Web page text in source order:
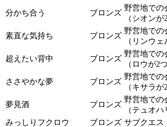
分かち合う ブロンズ
野営地での
（シオン
素直な気持ち ブロンズ
野営地での
（リンウ
超えたい背中 ブロンズ
野営地での
（ロウが2
ささやかな夢 ブロンズ
野営地での
（キサラ
夢見酒 ブロンズ
野営地での
（テュオ
みっしりフクロウ
ブロンズ サブクエス